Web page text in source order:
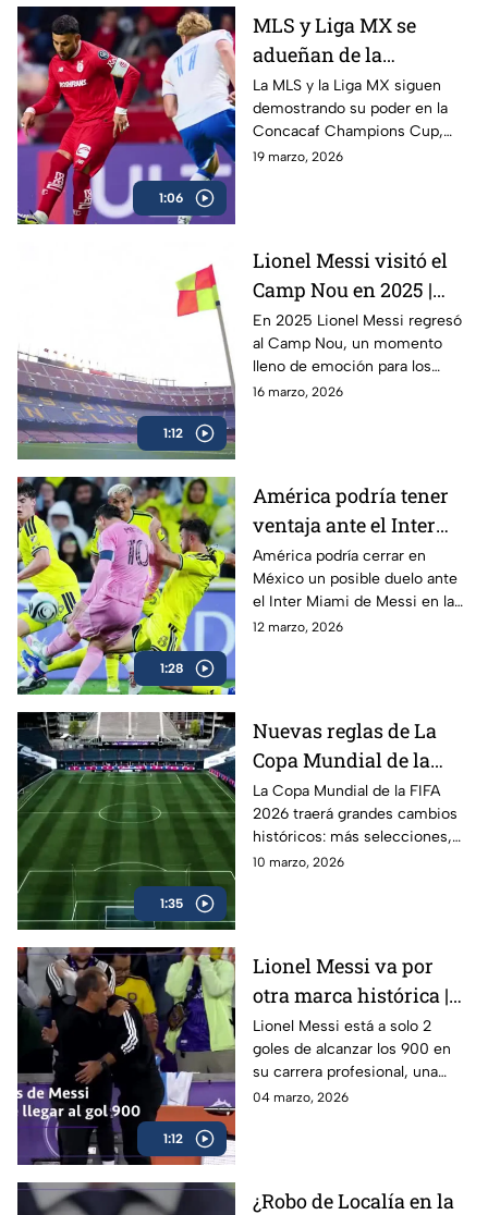
detalles modernos que
conectan con su legado
futbolístico.
1:06
MLS y Liga MX se
adueñan de la
CONCACAF Champions
Cup
La MLS y la Liga MX siguen
demostrando su poder en la
Concacaf Champions Cup,
dominando el torneo y dejando
como los grandes favoritos
para levantar el título.
19 marzo, 2026
1:12
Lionel Messi visitó el
Camp Nou en 2025 |
Desde entonces el FC
Barcelona es una
fortaleza
En 2025 Lionel Messi regresó
al Camp Nou, un momento
lleno de emoción para los
aficionados del Barcelona.
16 marzo, 2026
1:28
América podría tener
ventaja ante el Inter
Miami de Messi
América podría cerrar en
México un posible duelo ante
el Inter Miami de Messi en la
Concacaf Champions Cup
12 marzo, 2026
1:35
Nuevas reglas de La
Copa Mundial de la
FIFA 2026| 48 equipos y
nuevo formato
La Copa Mundial de la FIFA
2026 traerá grandes cambios
históricos: más selecciones,
nuevo formato y reglas que
del Mundial 2026, que se
jugará en México, Estados
Unidos y Canadá, y que será el
primero en la historia con 48
selecciones participantes.
10 marzo, 2026
1:12
Lionel Messi va por
otra marca histórica |
¡A solo 2 goles de los
900!
Lionel Messi está a solo 2
goles de alcanzar los 900 en
su carrera profesional, una
cifra que reafirma su legado
04 marzo, 2026
¿Robo de Localía en la